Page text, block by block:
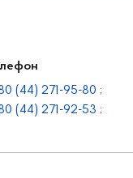
(44) 271-95-80 ;
(44) 271-92-53 ;